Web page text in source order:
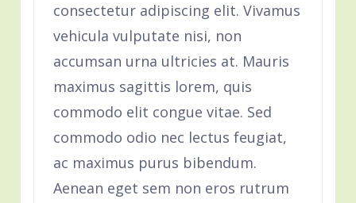
consectetur adipiscing elit. Vivamus
vehicula vulputate nisi, non
accumsan urna ultricies at. Mauris
maximus sagittis lorem, quis
commodo elit congue vitae. Sed
commodo odio nec lectus feugiat,
ac maximus purus bibendum.
Aenean eget sem non eros rutrum